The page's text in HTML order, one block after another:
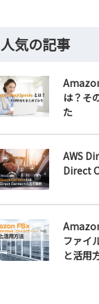
人気の記事
は？そ
た
AWS
Direct
ファイ
と活用